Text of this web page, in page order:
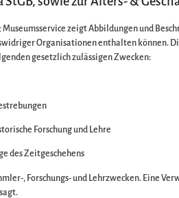
– schauen
zeigt Abbildungen und
Organisationen enthalten können.
gesetzlich zulässigen Zwecken:
Forschung und Lehre
des Zeitgeschehens
, Forschungs- und Lehrzwecken. Eine